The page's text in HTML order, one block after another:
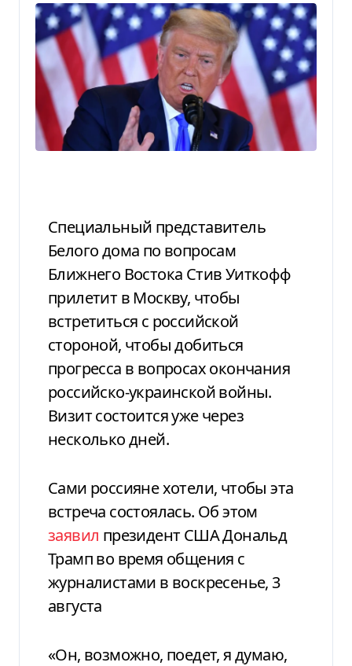
Специальный представитель
Белого дома по вопросам
Ближнего Востока Стив Уиткофф
прилетит в Москву, чтобы
встретиться с российской
стороной, чтобы добиться
прогресса в вопросах окончания
российско-украинской войны.
Визит состоится уже через
несколько дней.
Сами россияне хотели, чтобы эта
встреча состоялась. Об этом
заявил президент США Дональд
Трамп во время общения с
журналистами в воскресенье, 3
августа
«Он, возможно, поедет, я думаю,